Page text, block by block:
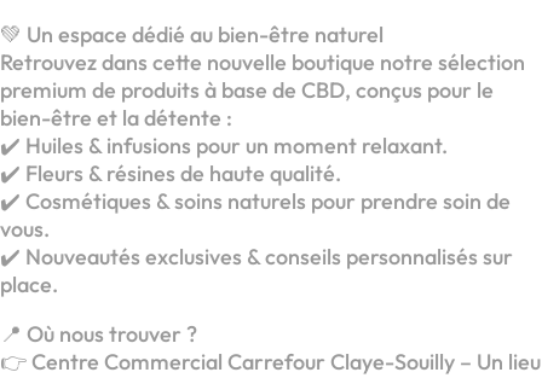
💚 Un espace dédié au bien-être naturel
Retrouvez dans cette nouvelle boutique notre sélection
premium de produits à base de CBD, conçus pour le
bien-être et la détente :
✔️ Huiles & infusions pour un moment relaxant.
✔️ Fleurs & résines de haute qualité.
✔️ Cosmétiques & soins naturels pour prendre soin de
vous.
✔️ Nouveautés exclusives & conseils personnalisés sur
place.
📍 Où nous trouver ?
👉 Centre Commercial Carrefour Claye-Souilly – Un lieu